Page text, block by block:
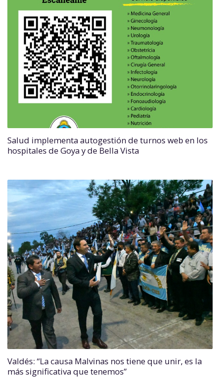
Salud implementa autogestión de turnos web en los
hospitales de Goya y de Bella Vista
Valdés: “La causa Malvinas nos tiene que unir, es la
más significativa que tenemos”